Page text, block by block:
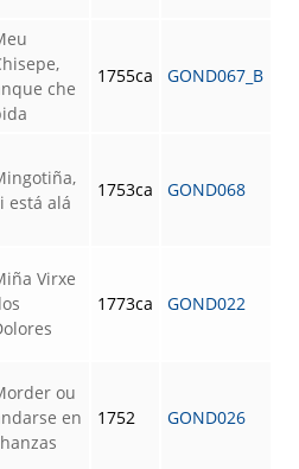
che
1755ca GOND067_B
está alá
1753ca GOND068
Virxe
1773ca GOND022
ou
en
1752 GOND026